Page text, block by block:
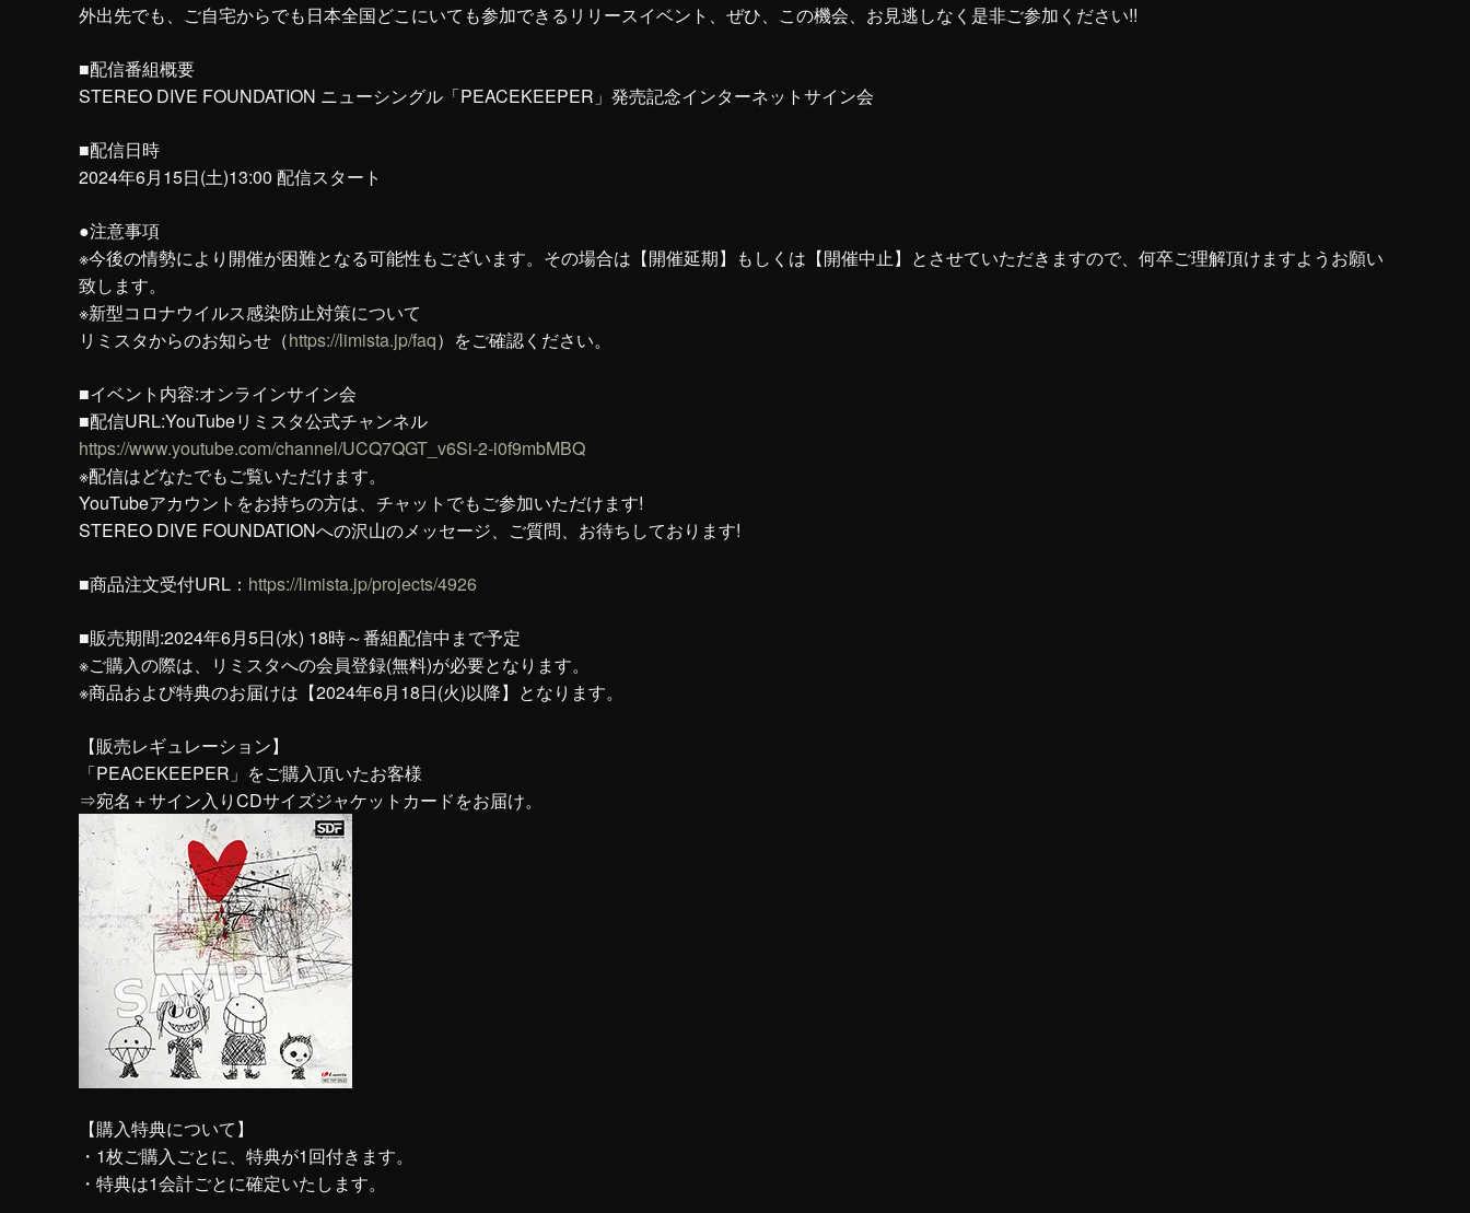
外出先でも、ご自宅からでも日本全国どこにいても参加できるリリースイベント、ぜひ、この機会、お見逃しなく是非ご参加ください!!
■配信番組概要
STEREO DIVE FOUNDATION ニューシングル「PEACEKEEPER」発売記念インターネットサイン会
■配信日時
2024年6月15日(土)13:00 配信スタート
●注意事項
※今後の情勢により開催が困難となる可能性もございます。その場合は【開催延期】もしくは【開催中止】とさせていただきますので、何卒ご理解頂けますようお願い
致します。
※新型コロナウイルス感染防止対策について
リミスタからのお知らせ（https://limista.jp/faq）をご確認ください。
■イベント内容:オンラインサイン会
■配信URL:YouTubeリミスタ公式チャンネル
https://www.youtube.com/channel/UCQ7QGT_v6Si-2-i0f9mbMBQ
※配信はどなたでもご覧いただけます。
YouTubeアカウントをお持ちの方は、チャットでもご参加いただけます!
STEREO DIVE FOUNDATIONへの沢山のメッセージ、ご質問、お待ちしております!
■商品注文受付URL： https://limista.jp/projects/4926
■販売期間:2024年6月5日(水) 18時～番組配信中まで予定
※ご購入の際は、リミスタへの会員登録(無料)が必要となります。
※商品および特典のお届けは【2024年6月18日(火)以降】となります。
【販売レギュレーション】
「PEACEKEEPER」をご購入頂いたお客様
⇒宛名＋サイン入りCDサイズジャケットカードをお届け。
【購入特典について】
・1枚ご購入ごとに、特典が1回付きます。
・特典は1会計ごとに確定いたします。